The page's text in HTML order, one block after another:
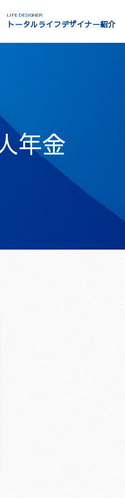
LIFE DESIGNER
トータルライフデザイナー紹介
年金